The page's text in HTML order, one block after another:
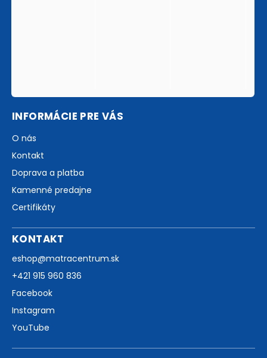
INFORMÁCIE PRE VÁS
O nás
Kontakt
Doprava a platba
Kamenné predajne
Certifikáty
KONTAKT
eshop@matracentrum.sk
+421 915 960 836
Facebook
Instagram
YouTube